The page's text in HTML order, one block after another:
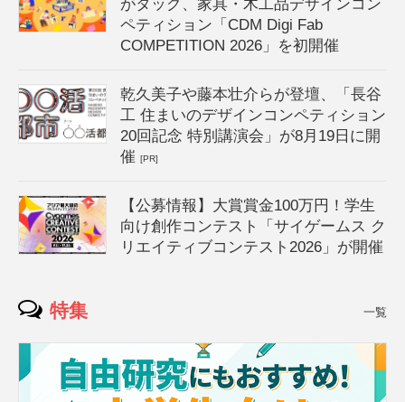
がタッグ、家具・木工品デザインコン
ペティション「CDM Digi Fab
COMPETITION 2026」を初開催
乾久美子や藤本壮介らが登壇、「長谷
工 住まいのデザインコンペティション
20回記念 特別講演会」が8月19日に開
催[PR]
【公募情報】大賞賞金100万円！学生
向け創作コンテスト「サイゲームス ク
リエイティブコンテスト2026」が開催
特集 一覧